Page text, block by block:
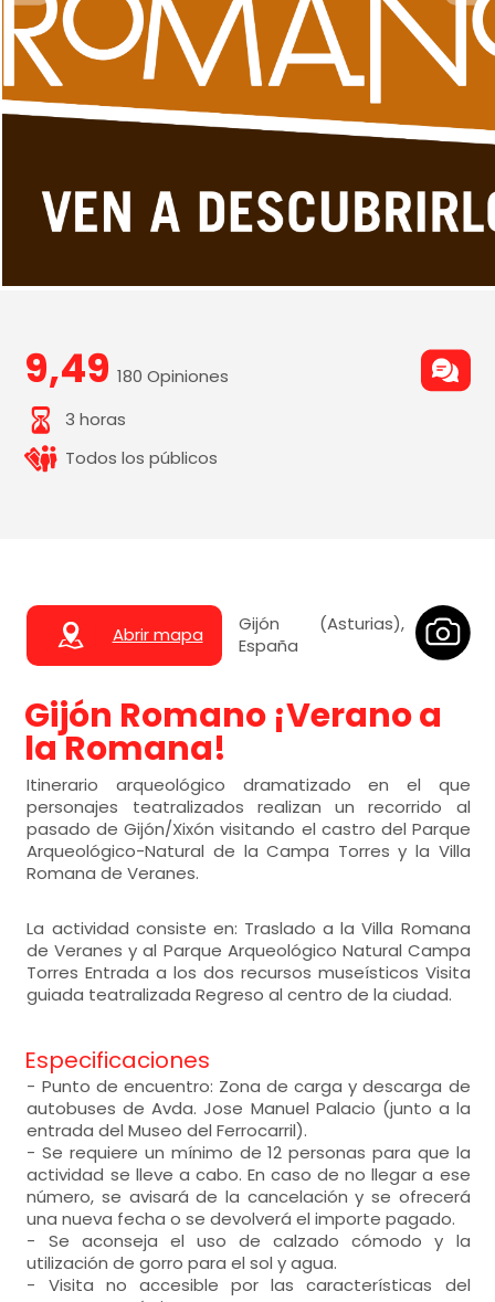
9,49 180 Opiniones
3 horas
Todos los públicos
Abrir mapa
Gijón (Asturias),
España
Gijón Romano ¡Verano a
la Romana!
Itinerario arqueológico dramatizado en el que
personajes teatralizados realizan un recorrido al
pasado de Gijón/Xixón visitando el castro del Parque
Arqueológico-Natural de la Campa Torres y la Villa
Romana de Veranes.
La actividad consiste en: Traslado a la Villa Romana
de Veranes y al Parque Arqueológico Natural Campa
Torres Entrada a los dos recursos museísticos Visita
guiada teatralizada Regreso al centro de la ciudad.
Especificaciones
- Punto de encuentro: Zona de carga y descarga de
autobuses de Avda. Jose Manuel Palacio (junto a la
entrada del Museo del Ferrocarril).
- Se requiere un mínimo de 12 personas para que la
actividad se lleve a cabo. En caso de no llegar a ese
número, se avisará de la cancelación y se ofrecerá
una nueva fecha o se devolverá el importe pagado.
- Se aconseja el uso de calzado cómodo y la
utilización de gorro para el sol y agua.
- Visita no accesible por las características del